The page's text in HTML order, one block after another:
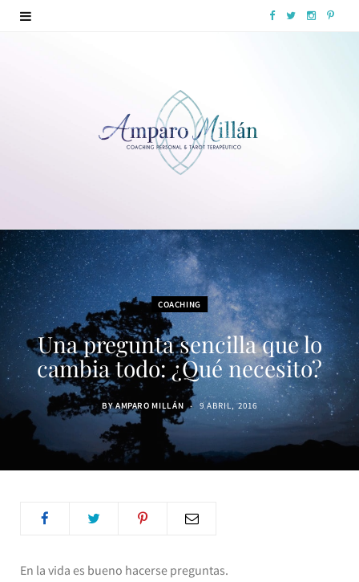
F
k
T I
m
P
s
t
COACHING
Una pregunta sencilla que lo
cambia todo: ¿Qué necesito?
BYAMPARO MILLÁN 9 ABRIL, 2016
En la vida es bueno hacerse preguntas.